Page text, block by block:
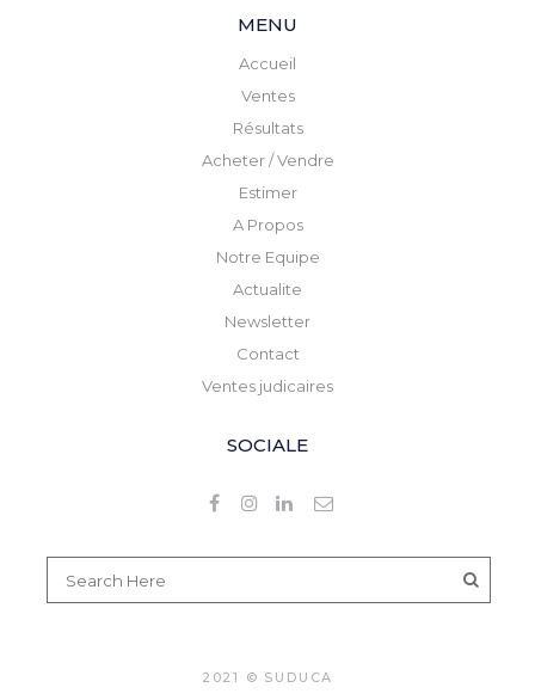
MENU
Accueil
Ventes
Résultats
Acheter / Vendre
Estimer
A Propos
Notre Equipe
Actualite
Newsletter
Contact
Ventes judicaires
SOCIALE
2021 © SUDUCA